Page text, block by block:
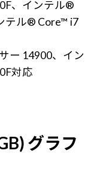
、インテル®
テル® Core™ i7
ー 14900、イン
対応
グラフ